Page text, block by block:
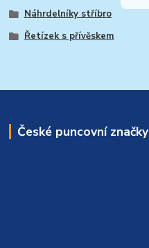
Náhrdelníky stříbro
Řetízek s přívěskem
České puncovní značky